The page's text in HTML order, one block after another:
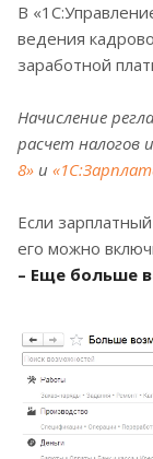
В
ведения
заработной
Начисление
расчет налогов
8» и «
Если
его можно
– Еще больше